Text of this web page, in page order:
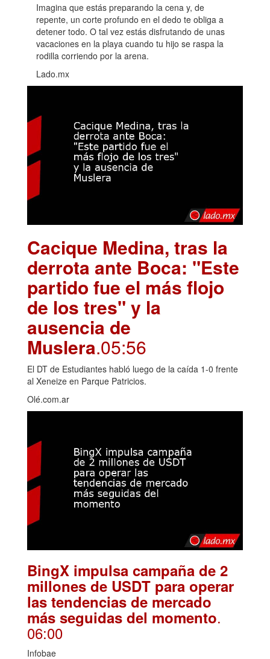
Imagina que estás preparando la cena y, de
repente, un corte profundo en el dedo te obliga a
detener todo. O tal vez estás disfrutando de unas
vacaciones en la playa cuando tu hijo se raspa la
rodilla corriendo por la arena.
Lado.mx
Cacique Medina, tras la
derrota ante Boca: "Este
partido fue el más flojo
de los tres" y la
ausencia de
Muslera.05:56
El DT de Estudiantes habló luego de la caída 1-0 frente
al Xeneize en Parque Patricios.
Olé.com.ar
BingX impulsa campaña de 2
millones de USDT para operar
las tendencias de mercado
más seguidas del momento.
06:00
Infobae